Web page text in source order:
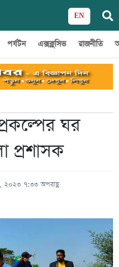
EN
পর্যটন এক্সক্লুসিভ রাজনীতি
ঘর
প্রশাসক
২০২৩ ৭:৩৩ অপরাহ্ণ